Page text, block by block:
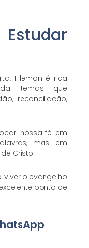
Filemon é rica
temas que
reconciliação,
nossa fé em
mas em
Cristo.
viver o evangelho
ponto de